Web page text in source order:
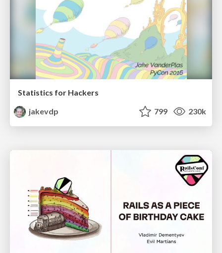
Statistics for Hackers
jakevdp
799 230k